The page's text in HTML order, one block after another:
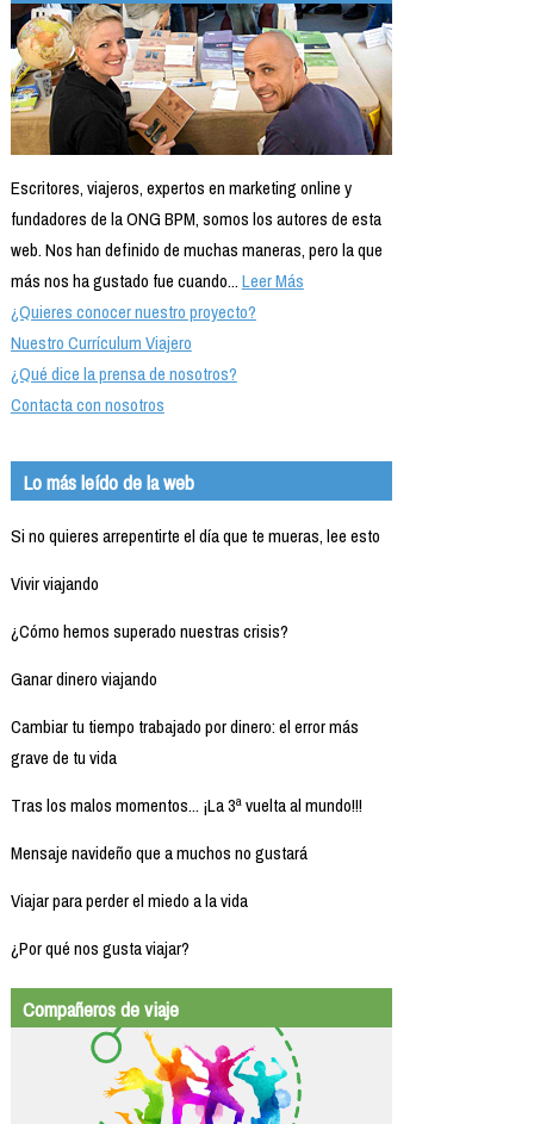
Escritores, viajeros, expertos en marketing online y
fundadores de la ONG BPM, somos los autores de esta
web. Nos han definido de muchas maneras, pero la que
más nos ha gustado fue cuando...Leer Más
¿Quieres conocer nuestro proyecto?
Nuestro Currículum Viajero
¿Qué dice la prensa de nosotros?
Contacta con nosotros
Lo más leído de la web
Si no quieres arrepentirte el día que te mueras, lee esto
Vivir viajando
¿Cómo hemos superado nuestras crisis?
Ganar dinero viajando
Cambiar tu tiempo trabajado por dinero: el error más
grave de tu vida
Tras los malos momentos... ¡La 3ª vuelta al mundo!!!
Mensaje navideño que a muchos no gustará
Viajar para perder el miedo a la vida
¿Por qué nos gusta viajar?
Compañeros de viaje